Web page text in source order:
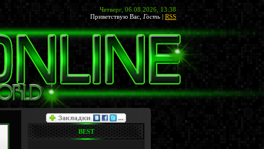
Четверг, 06.08.2026, 13:38
Приветствую Вас Гость | RSS
BEST